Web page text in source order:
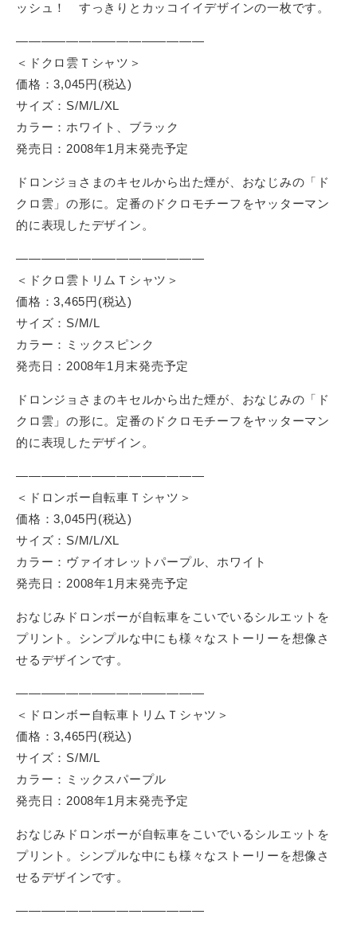
そ
コ
ン
ツ
価
値
の
最
化
が
、
私
の
事
業
テ
マ
で
す
。
ッシュ！ すっきりとカッコイイデザインの一枚です。
———————————————
＜ドクロ雲Ｔシャツ＞
価格：3,045円(税込)
サイズ：S/M/L/XL
カラー：ホワイト、ブラック
発売日：2008年1月末発売予定
ドロンジョさまのキセルから出た煙が、おなじみの「ド
クロ雲」の形に。定番のドクロモチーフをヤッターマン
的に表現したデザイン。
———————————————
＜ドクロ雲トリムＴシャツ＞
価格：3,465円(税込)
サイズ：S/M/L
カラー：ミックスピンク
発売日：2008年1月末発売予定
ドロンジョさまのキセルから出た煙が、おなじみの「ド
クロ雲」の形に。定番のドクロモチーフをヤッターマン
的に表現したデザイン。
———————————————
＜ドロンボー自転車Ｔシャツ＞
価格：3,045円(税込)
サイズ：S/M/L/XL
カラー：ヴァイオレットパープル、ホワイト
発売日：2008年1月末発売予定
おなじみドロンボーが自転車をこいでいるシルエットを
プリント。シンプルな中にも様々なストーリーを想像さ
せるデザインです。
———————————————
＜ドロンボー自転車トリムＴシャツ＞
価格：3,465円(税込)
サイズ：S/M/L
カラー：ミックスパープル
発売日：2008年1月末発売予定
おなじみドロンボーが自転車をこいでいるシルエットを
プリント。シンプルな中にも様々なストーリーを想像さ
せるデザインです。
———————————————